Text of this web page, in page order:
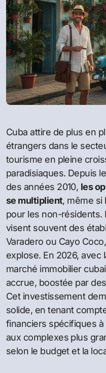
Cuba attire de plus en plus d’investisseurs
étrangers dans le
tourisme en pleine
paradisiaques. Depuis
des années 2010, les
se multiplient, même si
pour les non-résidents.
visent souvent des
Varadero ou Cayo
explose. En 2026, avec
marché immobilier
accrue, boostée par
Cet investissement
solide, en tenant
financiers spécifiques à
aux complexes plus
selon le budget et la